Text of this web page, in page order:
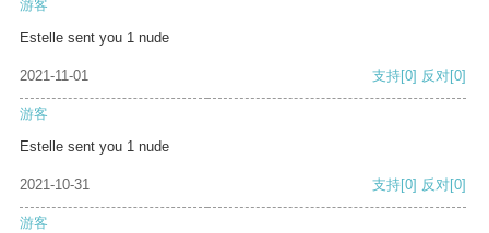
游客
Estelle sent you 1 nude
2021-11-01 支持[0] 反对[0]
游客
Estelle sent you 1 nude
2021-10-31 支持[0] 反对[0]
游客